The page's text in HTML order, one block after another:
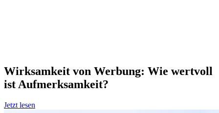
Wirksamkeit von Werbung: Wie wertvoll
ist Aufmerksamkeit?
Jetzt lesen